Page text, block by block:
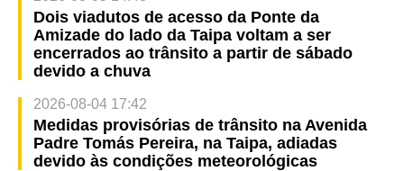
Dois viadutos de acesso da Ponte da
Amizade do lado da Taipa voltam a ser
encerrados ao trânsito a partir de sábado
devido a chuva
2026-08-04 17:42
Medidas provisórias de trânsito na Avenida
Padre Tomás Pereira, na Taipa, adiadas
devido às condições meteorológicas